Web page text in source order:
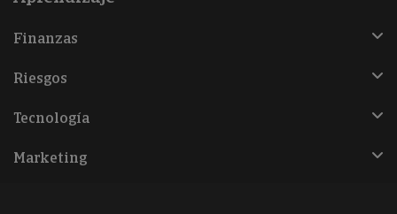
Finanzas
Riesgos
Tecnología
Marketing